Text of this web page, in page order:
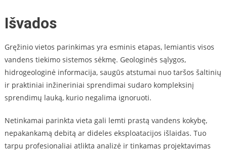
Išvados
Gręžinio vietos parinkimas yra esminis etapas, lemiantis visos
vandens tiekimo sistemos sėkmę. Geologinės sąlygos,
hidrogeologinė informacija, saugūs atstumai nuo taršos šaltinių
ir praktiniai inžineriniai sprendimai sudaro kompleksinį
sprendimų lauką, kurio negalima ignoruoti.
Netinkamai parinkta vieta gali lemti prastą vandens kokybę,
nepakankamą debitą ar dideles eksploatacijos išlaidas. Tuo
tarpu profesionaliai atlikta analizė ir tinkamas projektavimas